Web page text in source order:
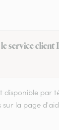
service
disponible par
sur la page